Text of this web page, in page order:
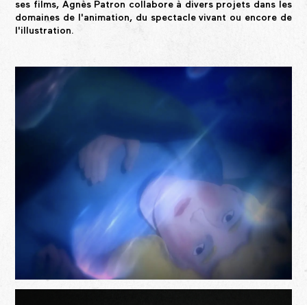
ses films, Agnès Patron collabore à divers projets dans les
domaines de l'animation, du spectacle vivant ou encore de
l'illustration.